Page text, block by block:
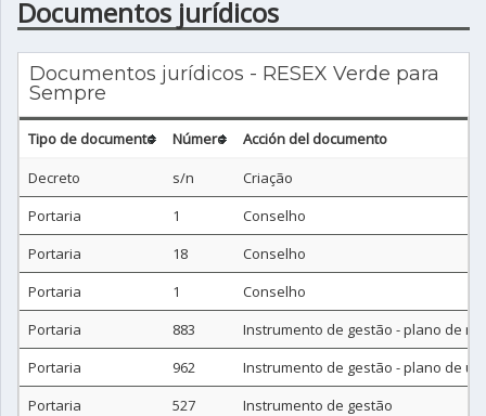
Documentos jurídicos
Documentos jurídicos - RESEX Verde para
Sempre
Tipo de documento Número
Acción del documento
Decreto
s/n
Criação
Portaria
1
Conselho
Portaria
18
Conselho
Portaria
1
Conselho
Portaria
883
Instrumento de gestão - plano de
Portaria
962
Instrumento de gestão - plano de
Portaria
527
Instrumento de gestão